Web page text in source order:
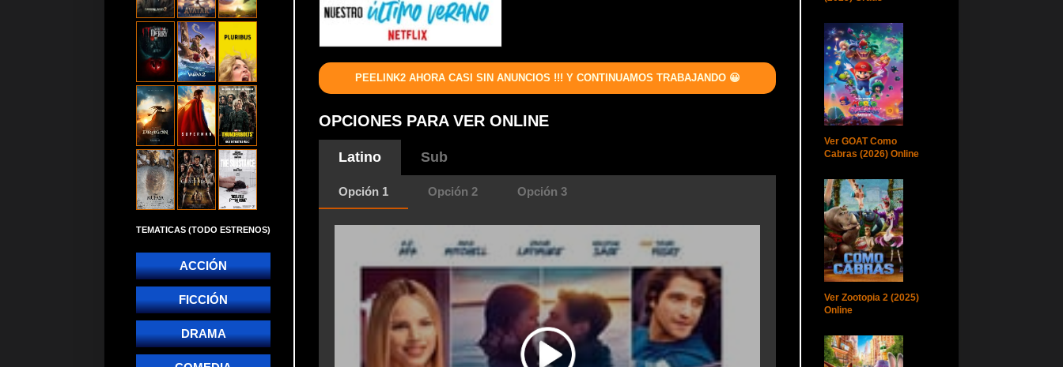
PEELINK2 AHORA CASI SIN ANUNCIOS !!! Y CONTINUAMOS TRABAJANDO 😀
OPCIONES PARA VER ONLINE
Latino Sub
Opción 1 Opción 2 Opción 3
TEMATICAS (TODO ESTRENOS)
ACCIÓN
FICCIÓN
DRAMA
Ver GOAT Como
Cabras (2026) Online
Ver Zootopia 2 (2025)
Online